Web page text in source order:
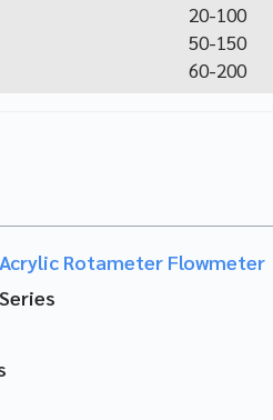
20-100
50-150
60-200
Rotameter Flowmeter